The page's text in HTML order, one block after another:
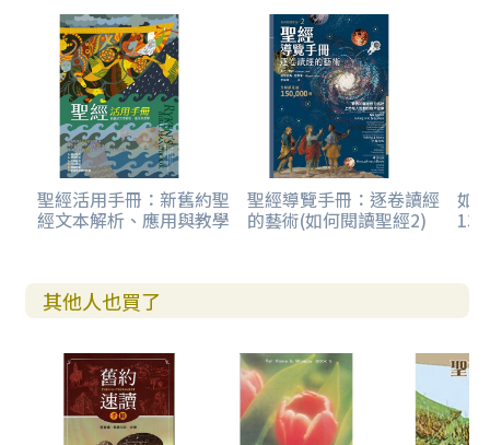
聖經活用手冊：新舊約聖
經文本解析、應用與教學
聖經導覽手冊：逐卷讀經
的藝術(如何閱讀聖經2)
如
13
其他人也買了